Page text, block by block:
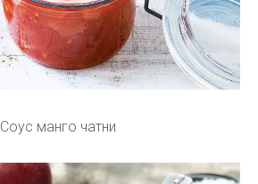
Соус манго чатни